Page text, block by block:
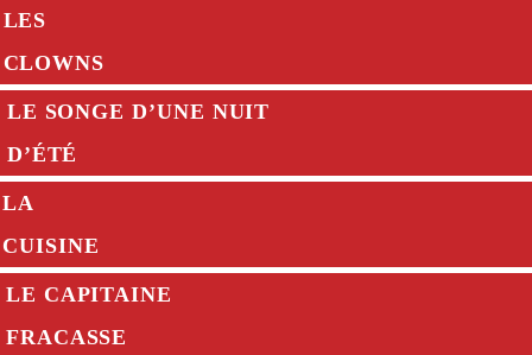
LES
CLOWNS
LE SONGE D’UNE NUIT
D’ÉTÉ
LA
CUISINE
LE CAPITAINE
FRACASSE